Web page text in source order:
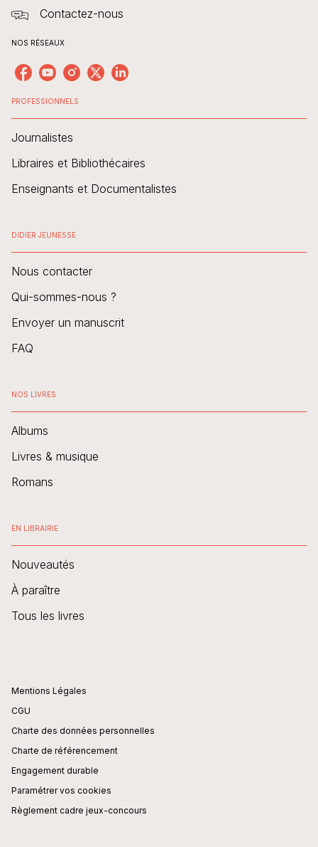
Contactez-nous
NOS RÉSEAUX
PROFESSIONNELS
Journalistes
Libraires et Bibliothécaires
Enseignants et Documentalistes
DIDIER JEUNESSE
Nous contacter
Qui-sommes-nous ?
Envoyer un manuscrit
FAQ
NOS LIVRES
Albums
Livres & musique
Romans
EN LIBRAIRIE
Nouveautés
À paraître
Tous les livres
Mentions Légales
CGU
Charte des données personnelles
Charte de référencement
Engagement durable
Paramétrer vos cookies
Règlement cadre jeux-concours